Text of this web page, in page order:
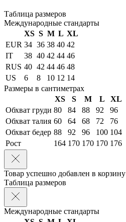
Таблица размеров
Международные стандарты
XS S M L XL
EUR 34 36 38 40 42
IT
38 40 42 44 46
RUS 40 42 44 46 48
US
6 8 10 12 14
Размеры в сантиметрах
XS
S M L
XL
Обхват груди 80 84 88 92
96
Обхват талия 60 64 68 72
76
Обхват бедер 88 92 96 100 104
Рост
164 170 170 170 176
Товар успешно добавлен в корзину
Таблица размеров
Международные стандарты